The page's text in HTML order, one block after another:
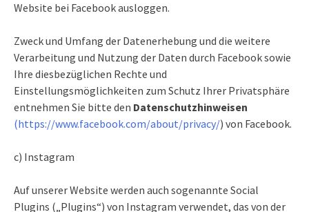
Website bei Facebook ausloggen.
Zweck und Umfang der Datenerhebung und die weitere
Verarbeitung und Nutzung der Daten durch Facebook sowie
Ihre diesbezüglichen Rechte und
Einstellungsmöglichkeiten zum Schutz Ihrer Privatsphäre
entnehmen Sie bitte den Datenschutzhinweisen
(https://www.facebook.com/about/privacy/) von Facebook.
c) Instagram
Auf unserer Website werden auch sogenannte Social
Plugins („Plugins“) von Instagram verwendet, das von der